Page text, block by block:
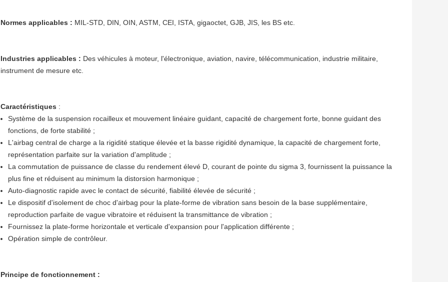
Normes applicables : MIL-STD, DIN, OIN, ASTM, CEI, ISTA, gigaoctet, GJB, JIS, les BS etc.
Industries applicables : Des véhicules à moteur, l'électronique, aviation, navire, télécommunication, industrie militaire,
instrument de mesure etc.
Caractéristiques :
Système de la suspension rocailleux et mouvement linéaire guidant, capacité de chargement forte, bonne guidant des
fonctions, de forte stabilité ;
L'airbag central de charge a la rigidité statique élevée et la basse rigidité dynamique, la capacité de chargement forte,
représentation parfaite sur la variation d'amplitude ;
La commutation de puissance de classe du rendement élevé D, courant de pointe du sigma 3, fournissent la puissance la
plus fine et réduisent au minimum la distorsion harmonique ;
Auto-diagnostic rapide avec le contact de sécurité, fiabilité élevée de sécurité ;
Le dispositif d'isolement de choc d'airbag pour la plate-forme de vibration sans besoin de la base supplémentaire,
reproduction parfaite de vague vibratoire et réduisent la transmittance de vibration ;
Fournissez la plate-forme horizontale et verticale d'expansion pour l'application différente ;
Opération simple de contrôleur.
Principe de fonctionnement :